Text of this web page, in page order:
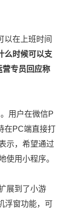
以在上班时间
么时候可以支
营专员回应称
用户在微信P
在PC端直接打
示，希望通过
使用小程序。
展到了小游
浮窗功能，可